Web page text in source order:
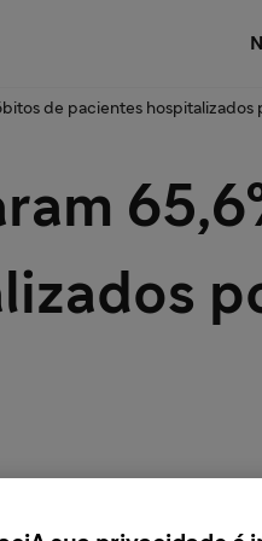
de pacientes hospitalizados